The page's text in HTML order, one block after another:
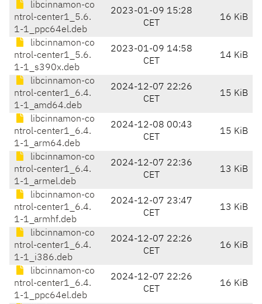
libcinnamon-co
ntrol-center1_5.6.
1-1_ppc64el.deb
2023-01-09 15:28
CET
16 KiB
libcinnamon-co
ntrol-center1_5.6.
1-1_s390x.deb
2023-01-09 14:58
CET
14 KiB
libcinnamon-co
ntrol-center1_6.4.
1-1_amd64.deb
2024-12-07 22:26
CET
15 KiB
libcinnamon-co
ntrol-center1_6.4.
1-1_arm64.deb
2024-12-08 00:43
CET
15 KiB
libcinnamon-co
ntrol-center1_6.4.
1-1_armel.deb
2024-12-07 22:36
CET
13 KiB
libcinnamon-co
ntrol-center1_6.4.
1-1_armhf.deb
2024-12-07 23:47
CET
13 KiB
libcinnamon-co
ntrol-center1_6.4.
1-1_i386.deb
2024-12-07 22:26
CET
16 KiB
libcinnamon-co
ntrol-center1_6.4.
1-1_ppc64el.deb
2024-12-07 22:26
CET
16 KiB